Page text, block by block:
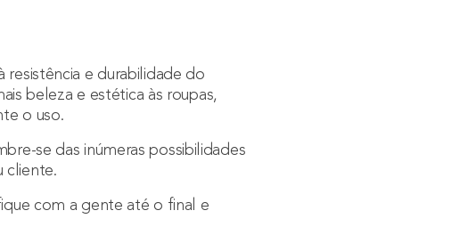
resistência e durabilidade do
beleza e estética às roupas,
o uso.
se das inúmeras possibilidades
cliente.
com a gente até o final e